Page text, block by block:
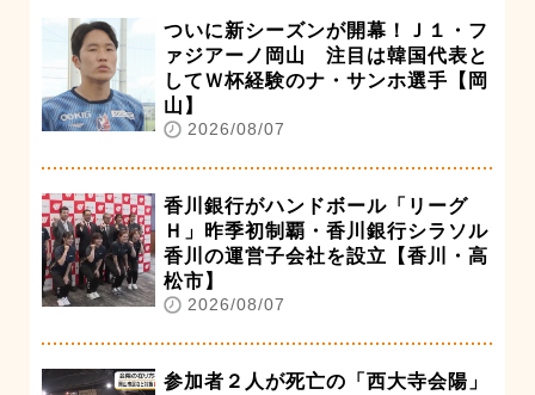
ついに新シーズンが開幕！Ｊ１・フ
ァジアーノ岡山 注目は韓国代表と
してＷ杯経験のナ・サンホ選手【岡
山】
2026/08/07
香川銀行がハンドボール「リーグ
Ｈ」昨季初制覇・香川銀行シラソル
香川の運営子会社を設立【香川・高
松市】
2026/08/07
参加者２人が死亡の「西大寺会陽」